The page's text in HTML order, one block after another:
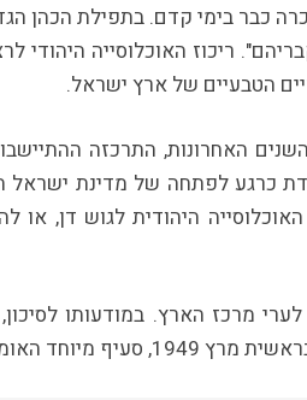
כבר בימי קדם. בתפילת הכהן
ריכוז האוכלוסייה היהודי
הטבעיים של ארץ ישראל.
האחרונות, התרכזה
כרגע לפתחה של מדינת ישראל
היהודית לגוש דן, או
לערי מרכז הארץ. במודעותו
מיוחד האומר: